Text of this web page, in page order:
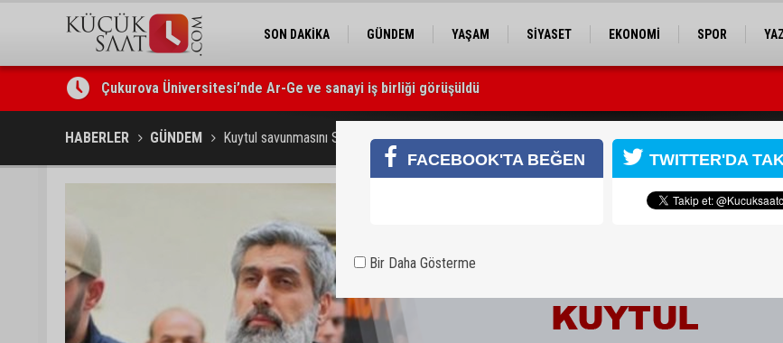
SON DAKİKA GÜNDEM YAŞAM SİYASET EKONOMİ SPOR
Çukurova Üniversitesi’nde Ar-Ge ve sanayi iş birliği görüşüldü
Seyhan’da gıda işletmelerine sıkı denetim
HABERLER GÜNDEM Kuytul savunmasını SEGBİS sistemiyle Bolu'dan yaptı
FACEBOOK'TA BEĞEN TWITTER'DA
Bir Daha Gösterme